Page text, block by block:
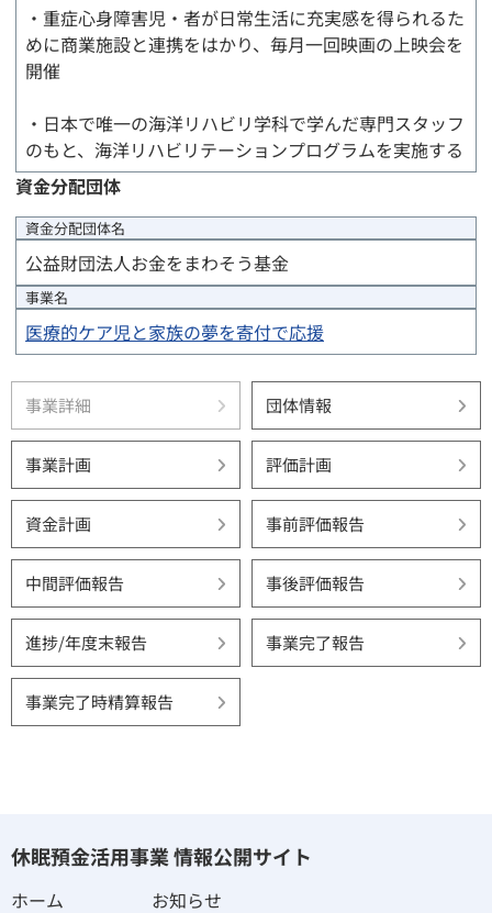
・重症心身障害児・者が日常生活に充実感を得られるた
めに商業施設と連携をはかり、毎月一回映画の上映会を
開催
・日本で唯一の海洋リハビリ学科で学んだ専門スタッフ
のもと、海洋リハビリテーションプログラムを実施する
資金分配団体
資金分配団体名
公益財団法人お金をまわそう基金
事業名
医療的ケア児と家族の夢を寄付で応援
事業詳細 団体情報
事業計画 評価計画
資金計画 事前評価報告
中間評価報告 事後評価報告
進捗/年度末報告 事業完了報告
事業完了時精算報告
休眠預金活用事業 情報公開サイト
ホーム お知らせ